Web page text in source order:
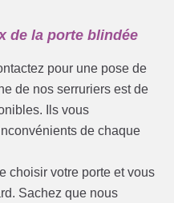
de la porte blindée
pour une pose de
de nos serruriers est de
Ils vous
de chaque
choisir votre porte et vous
Sachez que nous